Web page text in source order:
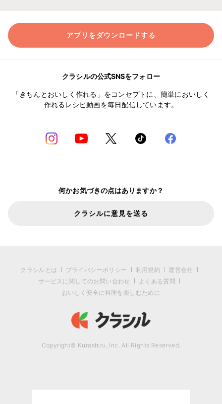
アプリをダウンロードする
クラシルの公式SNSをフォロー
「きちんとおいしく作れる」をコンセプトに、簡単においしく
作れるレシピ動画を毎日配信しています。
何かお気づきの点はありますか？
クラシルに意見を送る
クラシルとは プライバシーポリシー 利用規約
運営会社
サービスに関してのお問い合わせ
よくある質問
おいしく安全に料理を楽しむために
Copyright© Kurashiru, Inc. All Rights Reserved.